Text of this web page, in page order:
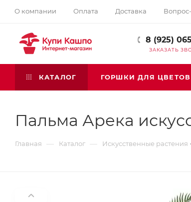
О компании Оплата Доставка
8 (925)
ЗАКАЗАТЬ
КАТАЛОГ ГОРШКИ ДЛЯ ЦВЕТОВ
Пальма Арека
Главная — Каталог — Искусственные растения